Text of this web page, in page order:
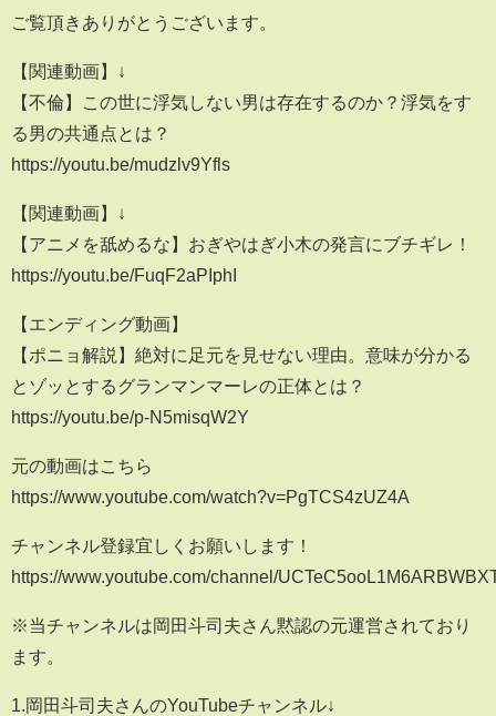
ご覧頂きありがとうございます。
【関連動画】↓
【不倫】この世に浮気しない男は存在するのか？浮気をす
る男の共通点とは？
https://youtu.be/mudzlv9Yfls
【関連動画】↓
【アニメを舐めるな】おぎやはぎ小木の発言にブチギレ！
https://youtu.be/FuqF2aPIphI
【エンディング動画】
【ポニョ解説】絶対に足元を見せない理由。意味が分かる
とゾッとするグランマンマーレの正体とは？
https://youtu.be/p-N5misqW2Y
元の動画はこちら
https://www.youtube.com/watch?v=PgTCS4zUZ4A
チャンネル登録宜しくお願いします！
https://www.youtube.com/channel/
※当チャンネルは岡田斗司夫さん黙認の元運営されており
ます。
1.岡田斗司夫さんのYouTubeチャンネル↓